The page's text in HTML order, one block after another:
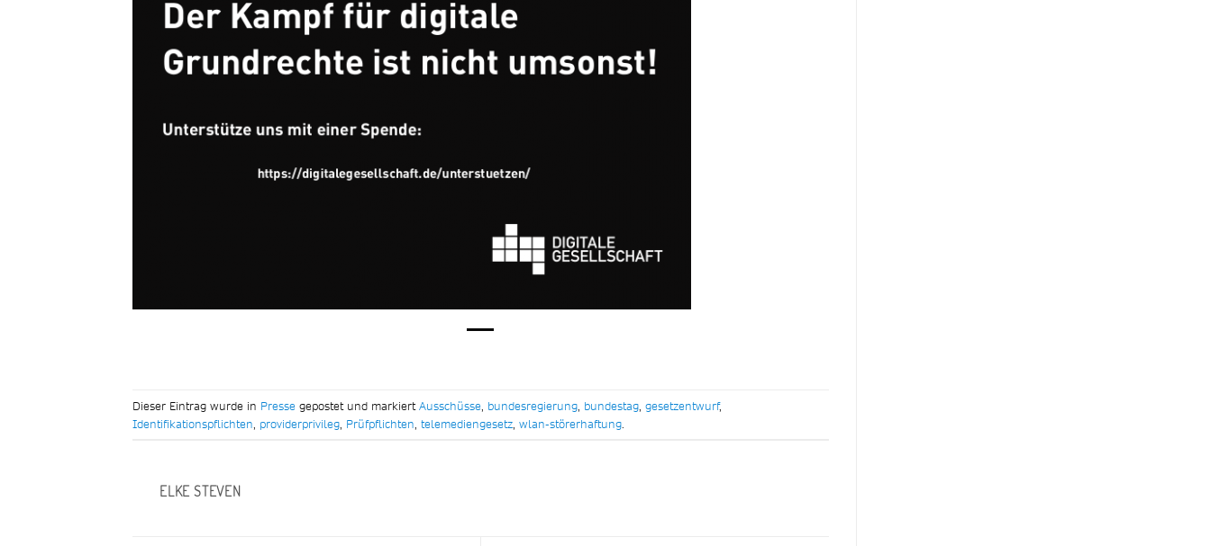
Dieser Eintrag wurde in Presse gepostet und markiertAusschüsse bundesregierung bundestag gesetzentwurf,
Identifikationspflichten providerprivileg Prüfpflichten telemediengesetz wlan-störerhaftung
ELKE STEVEN